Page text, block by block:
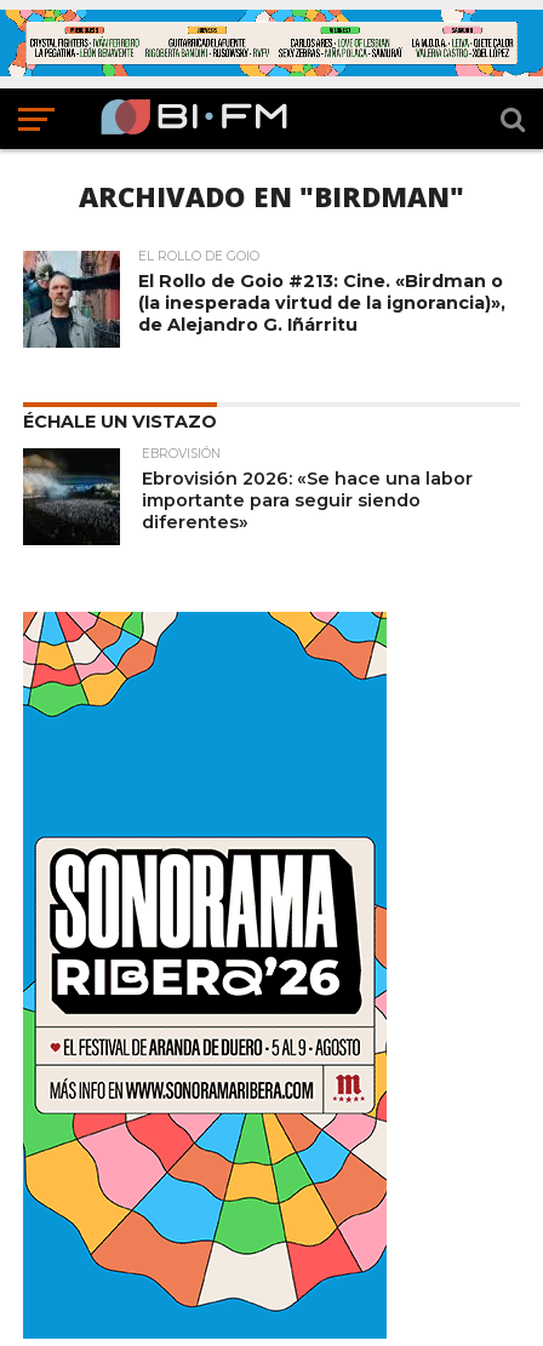
ARCHIVADO EN "BIRDMAN"
EL ROLLO DE GOIO
El Rollo de Goio #213: Cine. «Birdman o
(la inesperada virtud de la ignorancia)»,
de Alejandro G. Iñárritu
ÉCHALE UN VISTAZO
EBROVISIÓN
Ebrovisión 2026: «Se hace una labor
importante para seguir siendo
diferentes»